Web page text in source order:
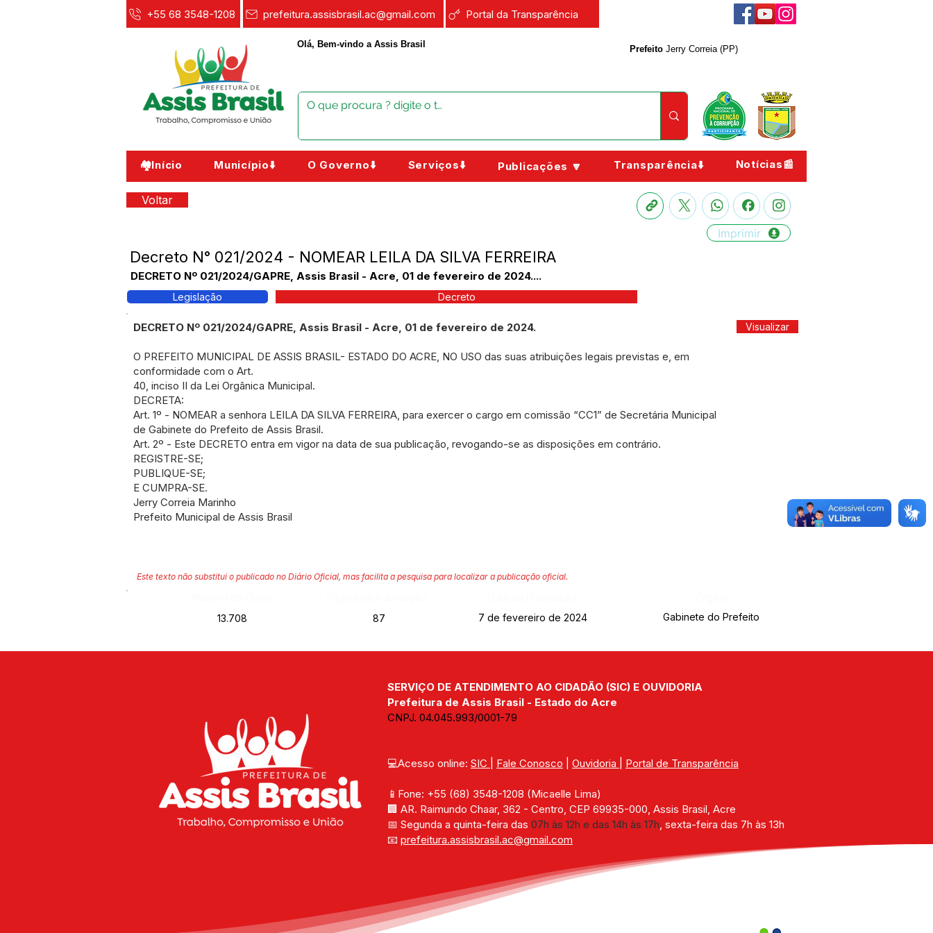
+55 68 3548-1208 prefeitura.assisbrasil.ac@gmail.com Portal da Transparência
Olá, Bem-vindo a Assis Brasil Prefeito Jerry Correia (PP)
🏘️Início Município⬇️ O Governo⬇️ Serviços⬇️ Publicações 🔽 Transparência⬇️ Notícias📰
Voltar
Imprimir
Decreto N° 021/2024 - NOMEAR LEILA DA SILVA FERREIRA
DECRETO Nº 021/2024/GAPRE, Assis Brasil - Acre, 01 de fevereiro de 2024....
Legislação Decreto
DECRETO Nº 021/2024/GAPRE, Assis Brasil - Acre, 01 de fevereiro de 2024.
O PREFEITO MUNICIPAL DE ASSIS BRASIL- ESTADO DO ACRE, NO USO das suas atribuições legais previstas e, em
conformidade com o Art.
40, inciso II da Lei Orgânica Municipal.
DECRETA:
Art. 1º - NOMEAR a senhora LEILA DA SILVA FERREIRA, para exercer o cargo em comissão “CC1” de Secretária Municipal
de Gabinete do Prefeito de Assis Brasil.
Art. 2º - Este DECRETO entra em vigor na data de sua publicação, revogando-se as disposições em contrário.
REGISTRE-SE;
PUBLIQUE-SE;
E CUMPRA-SE.
Jerry Correia Marinho
Prefeito Municipal de Assis Brasil
Visualizar
Este texto não substitui o publicado no Diário Oficial, mas facilita a pesquisa para localizar a publicação oficial.
13.708
87 7 de fevereiro de 2024 Gabinete do Prefeito
SERVIÇO DE ATENDIMENTO AO CIDADÃO (SIC) E OUVIDORIA
Prefeitura de Assis Brasil - Estado do Acre
CNPJ. 04.045.993/0001-79
💻Acesso online: SIC Fale Conosco Ouvidoria Portal de Transparência
📱Fone: +55 (68) 3548-1208 (Micaelle Lima)
🏢 AR. Raimundo Chaar, 362 - Centro, CEP 69935-000, Assis Brasil, Acre
📅 Segunda a quinta-feira das 07h às 12h e das 14h às 17h, sexta-feira das 7h às 13h
📧 prefeitura.assisbrasil.ac@gmail.com